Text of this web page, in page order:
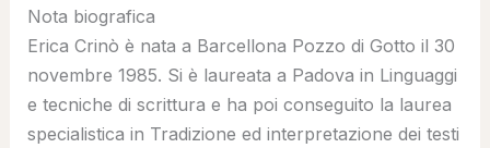
Nota biografica
Erica Crinò è nata a Barcellona Pozzo di Gotto il 30
novembre 1985. Si è laureata a Padova in Linguaggi
e tecniche di scrittura e ha poi conseguito la laurea
specialistica in Tradizione ed interpretazione dei testi